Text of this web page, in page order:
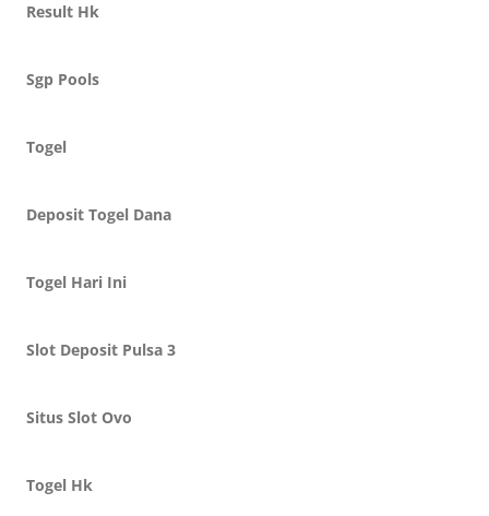
Result Hk
Sgp Pools
Togel
Deposit Togel Dana
Togel Hari Ini
Slot Deposit Pulsa 3
Situs Slot Ovo
Togel Hk